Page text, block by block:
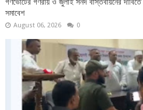
সমাবেশ
August 06, 2026 0